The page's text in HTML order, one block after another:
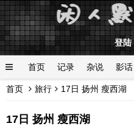
登陆
首页 记录 杂说 影话
登陆
首页 旅行 17日 扬州 瘦西湖
17日 扬州 瘦西湖